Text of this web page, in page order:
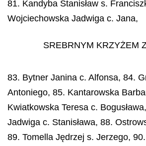
81. Kandyba Stanisław s.
Wojciechowska Jadwiga c. Jana,
SREBRNYM KRZYŻEM
83. Bytner Janina c. Alfonsa, 84.
Antoniego, 85. Kantarowska
Kwiatkowska Teresa c.
Jadwiga c. Stanisława, 88.
89. Tomella Jędrzej s. Jerzego, 90.